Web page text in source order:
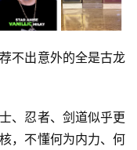
不出意外的全是古龙
、忍者、剑道似乎更
，不懂何为内力、何